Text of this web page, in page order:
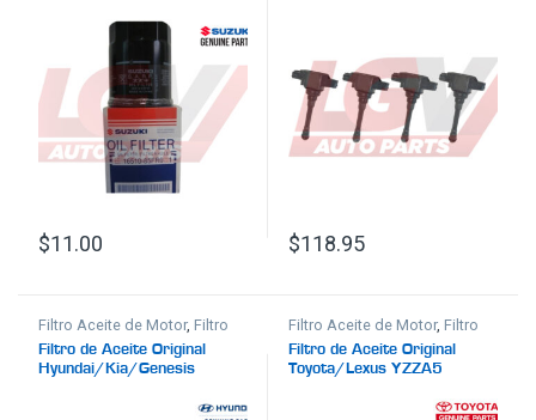
$11.00 $118.95
Filtro Aceite de Motor,Filtro
Original
Ignición y Filtros
Filtro de Aceite Original
Hyundai/Kia/Genesis
Filtro Aceite de Motor,Filtro
Original
Ignición y Filtros
Filtro de Aceite Original
Toyota/Lexus YZZA5